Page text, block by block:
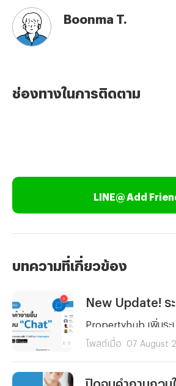
Boonma T.
ช่องทางในการติดตาม
LINE@ Add
บทความที่เกี่ยวข้อง
โพสต์เมื่อ 07 August